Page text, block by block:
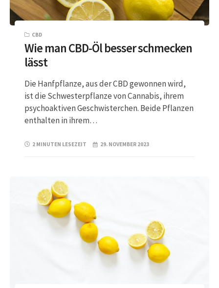
CBD
Wie man CBD-Öl besser schmecken
lässt
Die Hanfpflanze, aus der CBD gewonnen wird,
ist die Schwesterpflanze von Cannabis, ihrem
psychoaktiven Geschwisterchen. Beide Pflanzen
enthalten in ihrem…
2 MINUTEN LESEZEIT 29. NOVEMBER 2023